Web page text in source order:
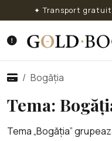
✦ Transport
Bogăția
Tema:
Tema „Bogăția”